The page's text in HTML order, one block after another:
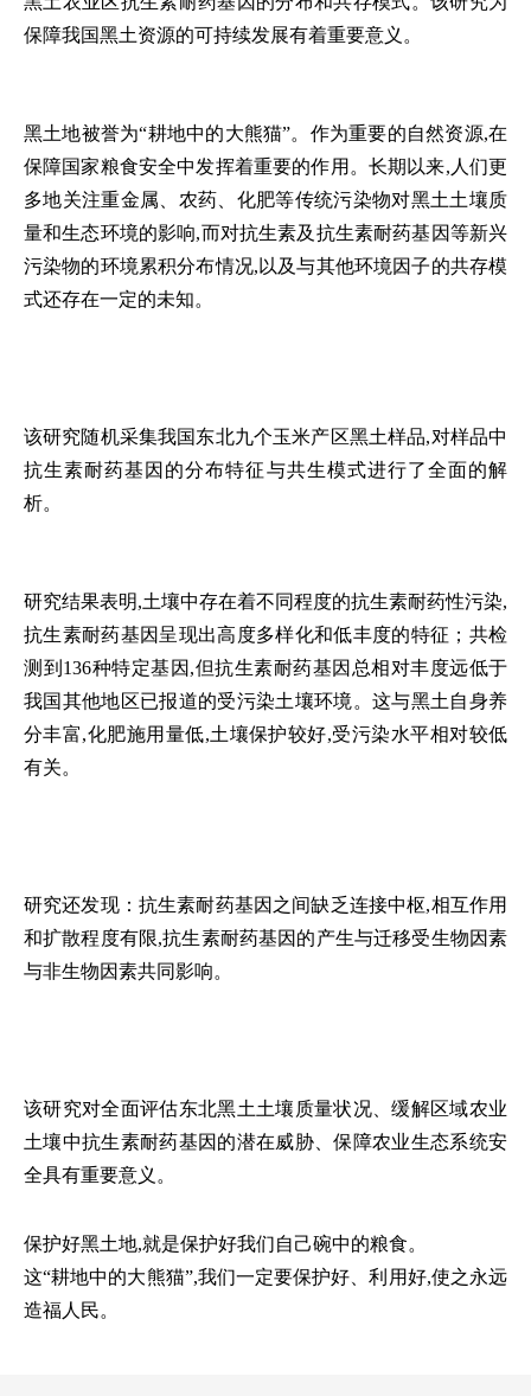
保障我国黑土资源的可持续发展有着重要意义。
黑土地被誉为“耕地中的大熊猫”。作为重要的自然资源,在
保障国家粮食安全中发挥着重要的作用。长期以来,人们更
多地关注重金属、农药、化肥等传统污染物对黑土土壤质
量和生态环境的影响,而对抗生素及抗生素耐药基因等新兴
污染物的环境累积分布情况,以及与其他环境因子的共存模
式还存在一定的未知。
该研究随机采集我国东北九个玉米产区黑土样品,对样品中
抗生素耐药基因的分布特征与共生模式进行了全面的解
析。
研究结果表明,土壤中存在着不同程度的抗生素耐药性污染,
抗生素耐药基因呈现出高度多样化和低丰度的特征；共检
测到136种特定基因,但抗生素耐药基因总相对丰度远低于
我国其他地区已报道的受污染土壤环境。这与黑土自身养
分丰富,化肥施用量低,土壤保护较好,受污染水平相对较低
有关。
研究还发现：抗生素耐药基因之间缺乏连接中枢,相互作用
和扩散程度有限,抗生素耐药基因的产生与迁移受生物因素
与非生物因素共同影响。
该研究对全面评估东北黑土土壤质量状况、缓解区域农业
土壤中抗生素耐药基因的潜在威胁、保障农业生态系统安
全具有重要意义。
保护好黑土地,就是保护好我们自己碗中的粮食。
这“耕地中的大熊猫”,我们一定要保护好、利用好,使之永远
造福人民。